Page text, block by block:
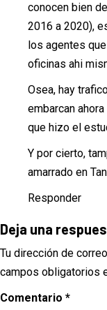
conocen bien
2016 a 2020),
los agentes
oficinas ahi
Osea, hay
embarcan
que hizo el
Y por cierto,
amarrado en
Responder
Deja una
Tu dirección de
campos obligatorios
Comentario *